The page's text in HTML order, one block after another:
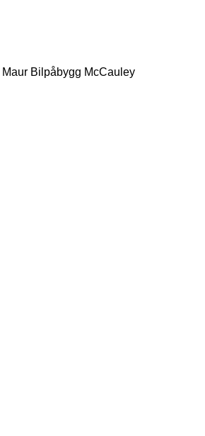
Maur Bilpåbygg McCauley